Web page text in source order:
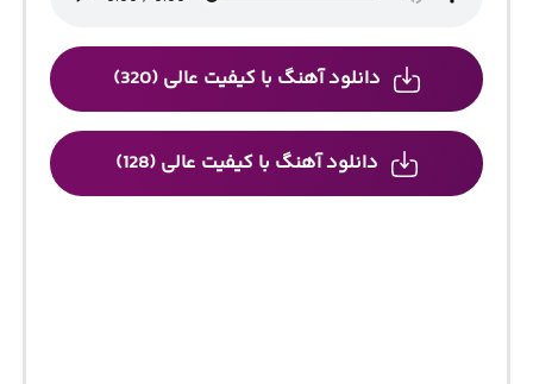
دانلود آهنگ با کیفیت عالی (320)
دانلود آهنگ با کیفیت عالی (128)